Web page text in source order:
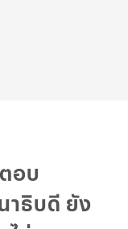
อบ
าธิบดี ยัง